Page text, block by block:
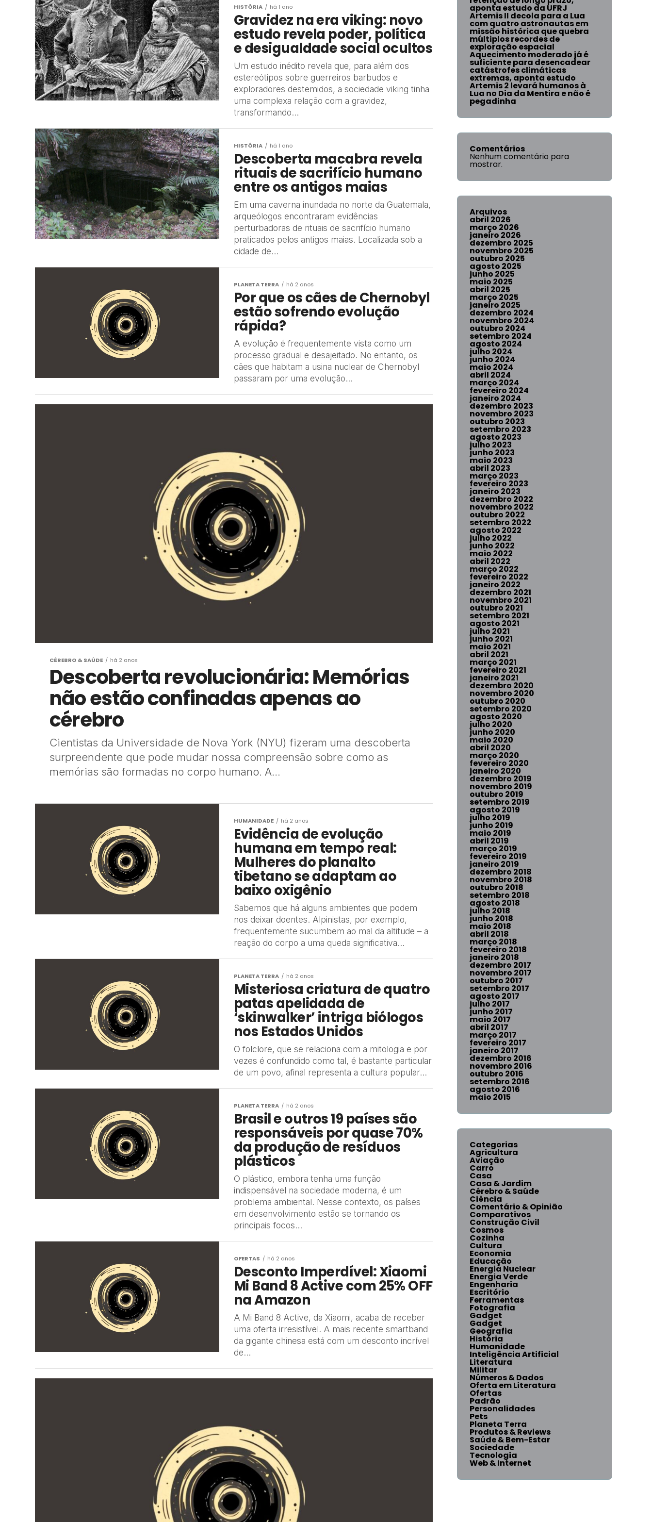
HISTÓRIA há 1 ano
Gravidez na era viking: novo
estudo revela poder, política
e desigualdade social ocultos
Um estudo inédito revela que, para além dos
estereótipos sobre guerreiros barbudos e
exploradores destemidos, a sociedade viking tinha
uma complexa relação com a gravidez,
transformando...
HISTÓRIA há 1 ano
Descoberta macabra revela
rituais de sacrifício humano
entre os antigos maias
Em uma caverna inundada no norte da Guatemala,
arqueólogos encontraram evidências
perturbadoras de rituais de sacrifício humano
praticados pelos antigos maias. Localizada sob a
cidade de...
PLANETA TERRA há 2 anos
Por que os cães de Chernobyl
estão sofrendo evolução
rápida?
A evolução é frequentemente vista como um
processo gradual e desajeitado. No entanto, os
cães que habitam a usina nuclear de Chernobyl
passaram por uma evolução...
CÉREBRO & SAÚDE há 2 anos
Descoberta revolucionária: Memórias
não estão confinadas apenas ao
cérebro
Cientistas da Universidade de Nova York (NYU) fizeram uma descoberta
surpreendente que pode mudar nossa compreensão sobre como as
memórias são formadas no corpo humano. A...
HUMANIDADE há 2 anos
Evidência de evolução
humana em tempo real:
Mulheres do planalto
tibetano se adaptam ao
baixo oxigênio
Sabemos que há alguns ambientes que podem
nos deixar doentes. Alpinistas, por exemplo,
frequentemente sucumbem ao mal da altitude – a
reação do corpo a uma queda significativa...
PLANETA TERRA há 2 anos
Misteriosa criatura de quatro
patas apelidada de
‘skinwalker’ intriga biólogos
nos Estados Unidos
O folclore, que se relaciona com a mitologia e por
vezes é confundido como tal, é bastante particular
de um povo, afinal representa a cultura popular...
PLANETA TERRA há 2 anos
Brasil e outros 19 países são
responsáveis ​​por quase 70%
da produção de resíduos
plásticos
O plástico, embora tenha uma função
indispensável na sociedade moderna, é um
problema ambiental. Nesse contexto, os países
em desenvolvimento estão se tornando os
principais focos...
OFERTAS há 2 anos
Desconto Imperdível: Xiaomi
Mi Band 8 Active com 25% OFF
na Amazon
A Mi Band 8 Active, da Xiaomi, acaba de receber
uma oferta irresistível. A mais recente smartband
da gigante chinesa está com um desconto incrível
de...
aponta estudo da UFRJ
Artemis II decola para a Lua
com quatro astronautas em
missão histórica que quebra
múltiplos recordes de
exploração espacial
Aquecimento moderado já é
suficiente para desencadear
catástrofes climáticas
extremas, aponta estudo
Artemis 2 levará humanos à
Lua no Dia da Mentira e não é
pegadinha
Comentários
Nenhum comentário para
mostrar.
Arquivos
abril 2026
março 2026
janeiro 2026
dezembro 2025
novembro 2025
outubro 2025
agosto 2025
junho 2025
maio 2025
abril 2025
março 2025
janeiro 2025
dezembro 2024
novembro 2024
outubro 2024
setembro 2024
agosto 2024
julho 2024
junho 2024
maio 2024
abril 2024
março 2024
fevereiro 2024
janeiro 2024
dezembro 2023
novembro 2023
outubro 2023
setembro 2023
agosto 2023
julho 2023
junho 2023
maio 2023
abril 2023
março 2023
fevereiro 2023
janeiro 2023
dezembro 2022
novembro 2022
outubro 2022
setembro 2022
agosto 2022
julho 2022
junho 2022
maio 2022
abril 2022
março 2022
fevereiro 2022
janeiro 2022
dezembro 2021
novembro 2021
outubro 2021
setembro 2021
agosto 2021
julho 2021
junho 2021
maio 2021
abril 2021
março 2021
fevereiro 2021
janeiro 2021
dezembro 2020
novembro 2020
outubro 2020
setembro 2020
agosto 2020
julho 2020
junho 2020
maio 2020
abril 2020
março 2020
fevereiro 2020
janeiro 2020
dezembro 2019
novembro 2019
outubro 2019
setembro 2019
agosto 2019
julho 2019
junho 2019
maio 2019
abril 2019
março 2019
fevereiro 2019
janeiro 2019
dezembro 2018
novembro 2018
outubro 2018
setembro 2018
agosto 2018
julho 2018
junho 2018
maio 2018
abril 2018
março 2018
fevereiro 2018
janeiro 2018
dezembro 2017
novembro 2017
outubro 2017
setembro 2017
agosto 2017
julho 2017
junho 2017
maio 2017
abril 2017
março 2017
fevereiro 2017
janeiro 2017
dezembro 2016
novembro 2016
outubro 2016
setembro 2016
agosto 2016
maio 2015
Categorias
Agricultura
Aviação
Carro
Casa
Casa & Jardim
Cérebro & Saúde
Ciência
Comentário & Opinião
Comparativos
Construção Civil
Cosmos
Cozinha
Cultura
Economia
Educação
Energia Nuclear
Energia Verde
Engenharia
Escritório
Ferramentas
Fotografia
Gadget
Gadget
Geografia
História
Humanidade
Inteligência Artificial
Literatura
Militar
Números & Dados
Oferta em Literatura
Ofertas
Padrão
Personalidades
Pets
Planeta Terra
Produtos & Reviews
Saúde & Bem-Estar
Sociedade
Tecnologia
Web & Internet